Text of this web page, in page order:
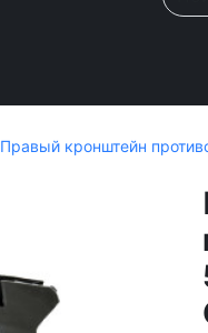
Правый кронштейн